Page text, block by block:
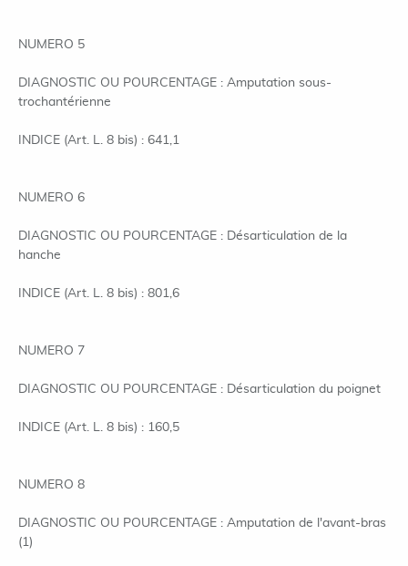
NUMERO 5
DIAGNOSTIC OU POURCENTAGE : Amputation sous-
trochantérienne
INDICE (Art. L. 8 bis) : 641,1
NUMERO 6
DIAGNOSTIC OU POURCENTAGE : Désarticulation de la
hanche
INDICE (Art. L. 8 bis) : 801,6
NUMERO 7
DIAGNOSTIC OU POURCENTAGE : Désarticulation du poignet
INDICE (Art. L. 8 bis) : 160,5
NUMERO 8
DIAGNOSTIC OU POURCENTAGE : Amputation de l'avant-bras
(1)